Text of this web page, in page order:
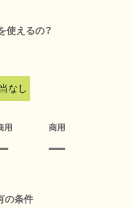
使えるの？
なし
用 商用
の条件